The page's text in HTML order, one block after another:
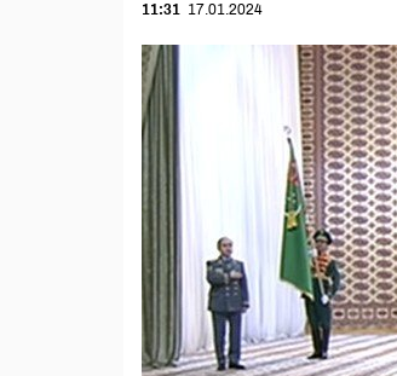
11:31 17.01.2024